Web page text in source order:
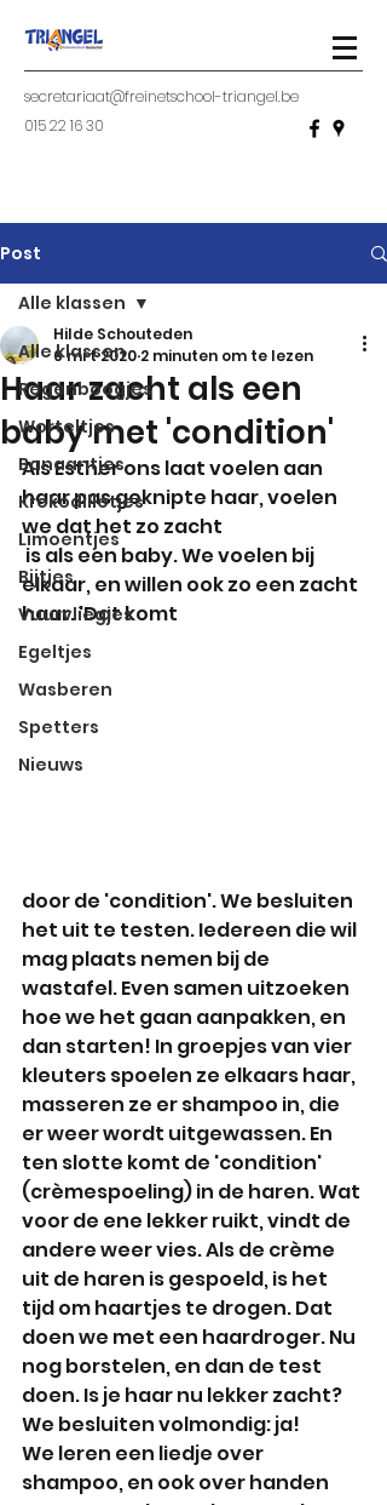
secretariaat@freinetschool-triangel.be
015 22 16 30
Post
Alle klassen
Regenboogjes
Worteltjes
Banaantjes
Krokodilletjes
Limoentjes
Bijtjes
Vuurvliegjes
Egeltjes
Wasberen
Spetters
Nieuws
Alle klassen
Haar zacht als een
baby met 'condition'
Hilde Schouteden
6 mrt 2020 2 minuten om te lezen
Als Esther ons laat voelen aan
haar pas geknipte haar, voelen
we dat het zo zacht
elkaar, en willen ook zo een zacht
haar. 'Dat komt
door de 'condition'. We besluiten
het uit te testen. Iedereen die wil
mag plaats nemen bij de
wastafel. Even samen uitzoeken
hoe we het gaan aanpakken, en
dan starten! In groepjes van vier
kleuters spoelen ze elkaars haar,
masseren ze er shampoo in, die
er weer wordt uitgewassen. En
ten slotte komt de 'condition'
(crèmespoeling) in de haren. Wat
voor de ene lekker ruikt, vindt de
andere weer vies. Als de crème
uit de haren is gespoeld, is het
tijd om haartjes te drogen. Dat
doen we met een haardroger. Nu
nog borstelen, en dan de test
doen. Is je haar nu lekker zacht?
We besluiten volmondig: ja!
We leren een liedje over
shampoo, en ook over handen